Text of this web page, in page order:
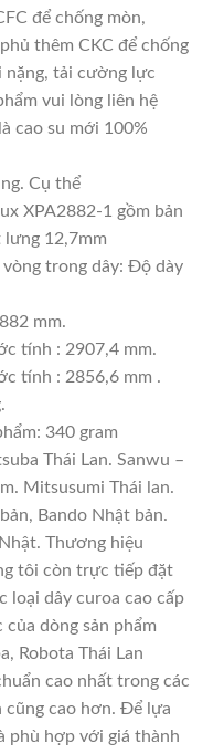
để chống mòn,
thêm CKC để chống
nặng, tải cường lực
vui lòng liên hệ
cao su mới 100%
Cụ thể
XPA2882-1 gồm bản
lưng 12,7mm
trong dây: Độ dày
mm.
tính : 2907,4 mm.
tính : 2856,6 mm .
340 gram
Thái Lan. Sanwu –
Mitsusumi Thái lan.
Bando Nhật bản.
Thương hiệu
tôi còn trực tiếp đặt
loại dây curoa cao cấp
dòng sản phẩm
Robota Thái Lan
cao nhất trong các
cũng cao hơn. Để lựa
phù hợp với giá thành